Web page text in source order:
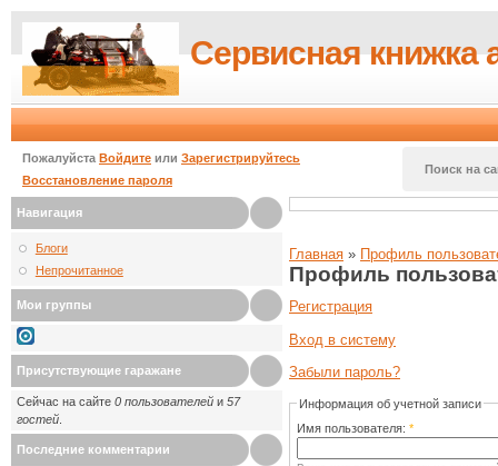
Сервисная книжка
Пожалуйста Войдите или Зарегистрируйтесь
Восстановление пароля
Поиск на
Навигация
Блоги
Непрочитанное
Мои группы
Присутствующие гаражане
Сейчас на сайте 0 пользователей и 57
гостей
Последние комментарии
Главная » Профиль
Профиль
Регистрация
Вход в систему
Забыли пароль?
Информация об учетной записи
Имя пользователя: *